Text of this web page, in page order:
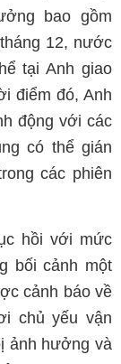
bao gồm
12, nước
tại Anh giao
điểm đó, Anh
động với các
có thể gián
các phiên
hồi với mức
bối cảnh một
cảnh báo về
chủ yếu vận
ảnh hưởng và